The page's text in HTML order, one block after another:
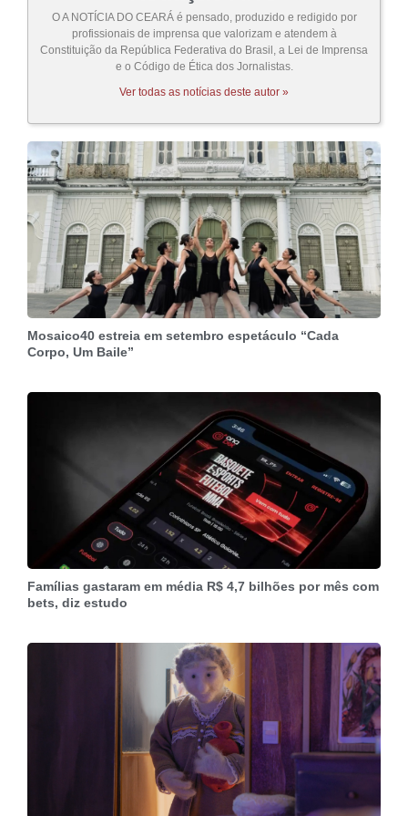
O A NOTÍCIA DO CEARÁ é pensado, produzido e redigido por
profissionais de imprensa que valorizam e atendem à
Constituição da República Federativa do Brasil, a Lei de Imprensa
e o Código de Ética dos Jornalistas.
Ver todas as notícias deste autor »
Mosaico40 estreia em setembro espetáculo “Cada
Corpo, Um Baile”
Famílias gastaram em média R$ 4,7 bilhões por mês com
bets, diz estudo